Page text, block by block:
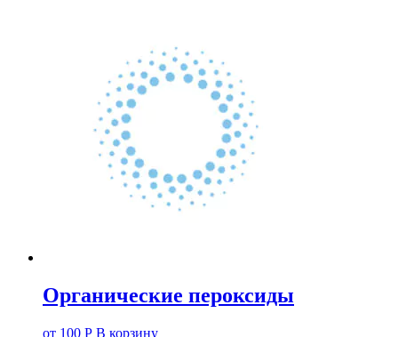
Органические пероксиды
от 100 Р В корзину